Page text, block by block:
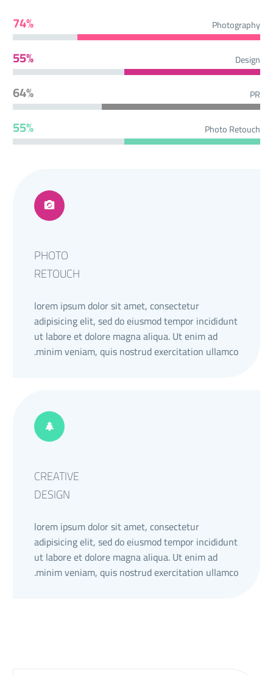
Photography
74%
Design
55%
PR
64%
Photo Retouch
55%
PHOTO
RETOUCH
lorem ipsum dolor sit amet, consectetur
adipisicing elit, sed do eiusmod tempor incididunt
ut labore et dolore magna aliqua. Ut enim ad
minim veniam, quis nostrud exercitation ullamco.
CREATIVE
DESIGN
lorem ipsum dolor sit amet, consectetur
adipisicing elit, sed do eiusmod tempor incididunt
ut labore et dolore magna aliqua. Ut enim ad
minim veniam, quis nostrud exercitation ullamco.